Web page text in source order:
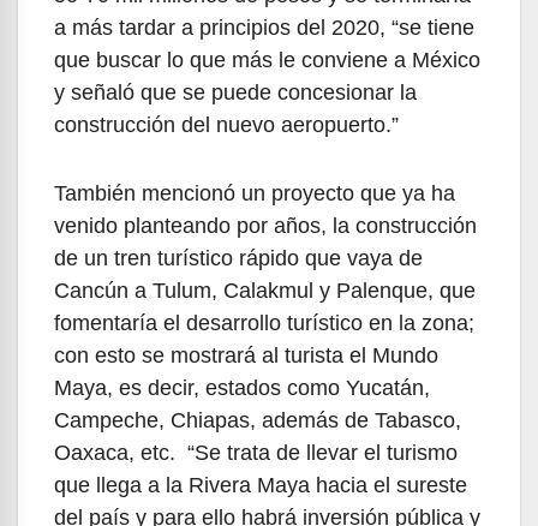
a más tardar a principios del 2020, “se tiene
que buscar lo que más le conviene a México
y señaló que se puede concesionar la
construcción del nuevo aeropuerto.”
También mencionó un proyecto que ya ha
venido planteando por años, la construcción
de un tren turístico rápido que vaya de
Cancún a Tulum, Calakmul y Palenque, que
fomentaría el desarrollo turístico en la zona;
con esto se mostrará al turista el Mundo
Maya, es decir, estados como Yucatán,
Campeche, Chiapas, además de Tabasco,
Oaxaca, etc. “Se trata de llevar el turismo
que llega a la Rivera Maya hacia el sureste
del país y para ello habrá inversión pública y